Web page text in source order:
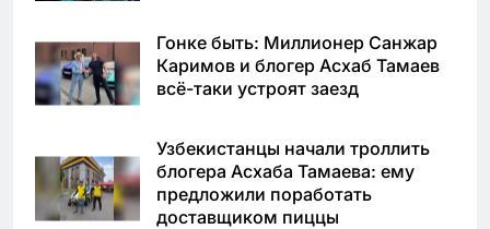
Гонке быть: Миллионер Санжар
Каримов и блогер Асхаб Тамаев
всё-таки устроят заезд
Узбекистанцы начали троллить
блогера Асхаба Тамаева: ему
предложили поработать
доставщиком пиццы